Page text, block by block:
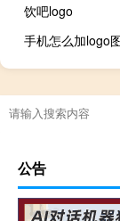
饮吧logo
手机怎么加logo
公告